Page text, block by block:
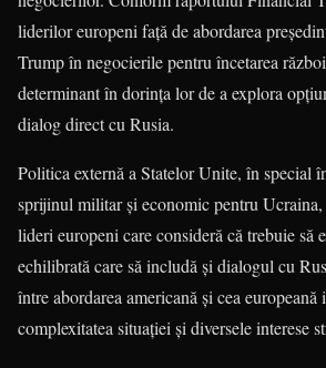
liderilor europeni față de abordarea
Trump în negocierile pentru încetarea
determinant în dorința lor de a explora
dialog direct cu Rusia.
Politica externă a Statelor Unite, în special
sprijinul militar și economic pentru
lideri europeni care consideră că trebuie să
echilibrată care să includă și dialogul cu
între abordarea americană și cea europeană
complexitatea situației și diversele interese